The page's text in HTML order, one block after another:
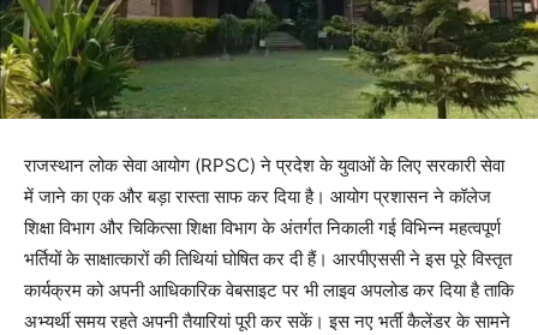
राजस्थान लोक सेवा आयोग (RPSC) ने प्रदेश के युवाओं के लिए सरकारी सेवा
में जाने का एक और बड़ा रास्ता साफ कर दिया है। आयोग प्रशासन ने कॉलेज
शिक्षा विभाग और चिकित्सा शिक्षा विभाग के अंतर्गत निकाली गई विभिन्न महत्वपूर्ण
भर्तियों के साक्षात्कारों की तिथियां घोषित कर दी हैं। आरपीएससी ने इस पूरे विस्तृत
कार्यक्रम को अपनी आधिकारिक वेबसाइट पर भी लाइव अपलोड कर दिया है ताकि
अभ्यर्थी समय रहते अपनी तैयारियां पूरी कर सकें। इस नए भर्ती कैलेंडर के सामने